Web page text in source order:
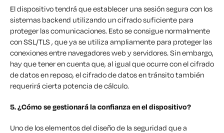
El dispositivo tendrá que establecer una sesión segura con los
sistemas backend utilizando un cifrado suficiente para
proteger las comunicaciones. Esto se consigue normalmente
con SSL/TLS , que ya se utiliza ampliamente para proteger las
conexiones entre navegadores web y servidores. Sin embargo,
hay que tener en cuenta que, al igual que ocurre con el cifrado
de datos en reposo, el cifrado de datos en tránsito también
requerirá cierta potencia de cálculo.
5. ¿Cómo se gestionará la confianza en el dispositivo?
Uno de los elementos del diseño de la seguridad que a